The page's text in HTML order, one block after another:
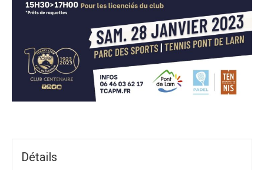
Détails